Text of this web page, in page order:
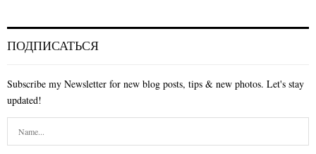
ПОДПИСАТЬСЯ
Subscribe my Newsletter for new blog posts, tips & new photos. Let's stay
updated!